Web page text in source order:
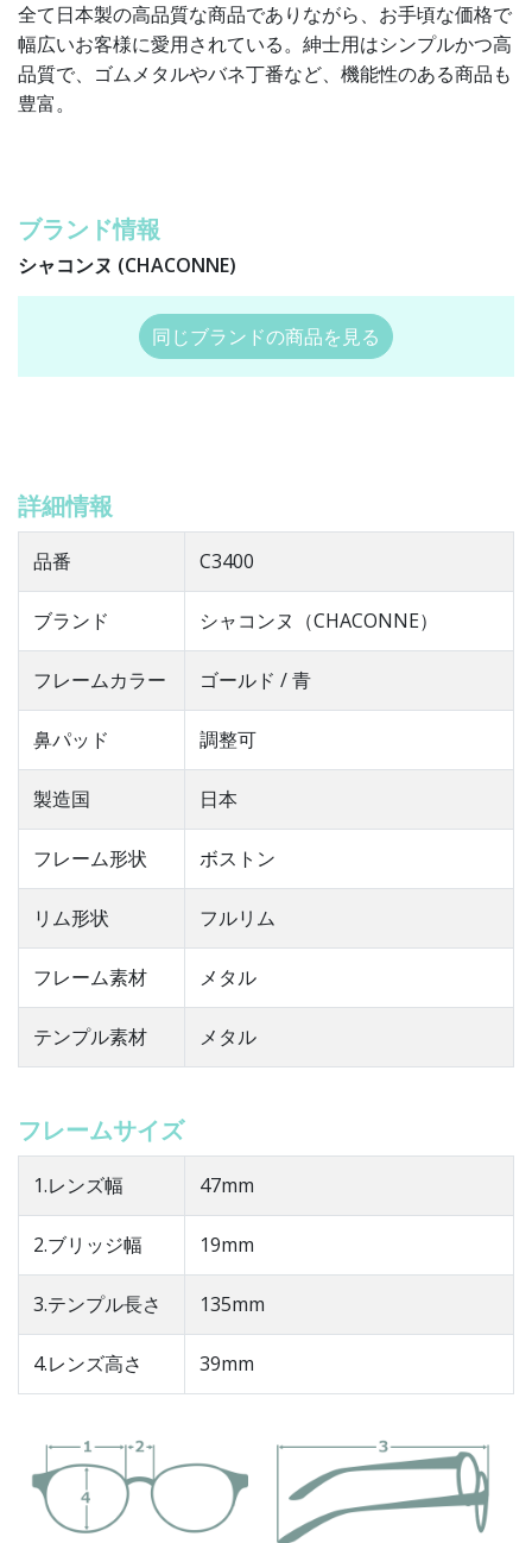
全て日本製の高品質な商品でありながら、お手頃な価格で
幅広いお客様に愛用されている。紳士用はシンプルかつ高
品質で、ゴムメタルやバネ丁番など、機能性のある商品も
豊富。
ブランド情報
シャコンヌ (CHACONNE)
同じブランドの商品を見る
詳細情報
品番 C3400
ブランド シャコンヌ（CHACONNE）
フレームカラー ゴールド / 青
鼻パッド 調整可
製造国 日本
フレーム形状 ボストン
リム形状 フルリム
フレーム素材 メタル
テンプル素材 メタル
フレームサイズ
1.レンズ幅 47mm
2.ブリッジ幅 19mm
3.テンプル長さ 135mm
4.レンズ高さ 39mm